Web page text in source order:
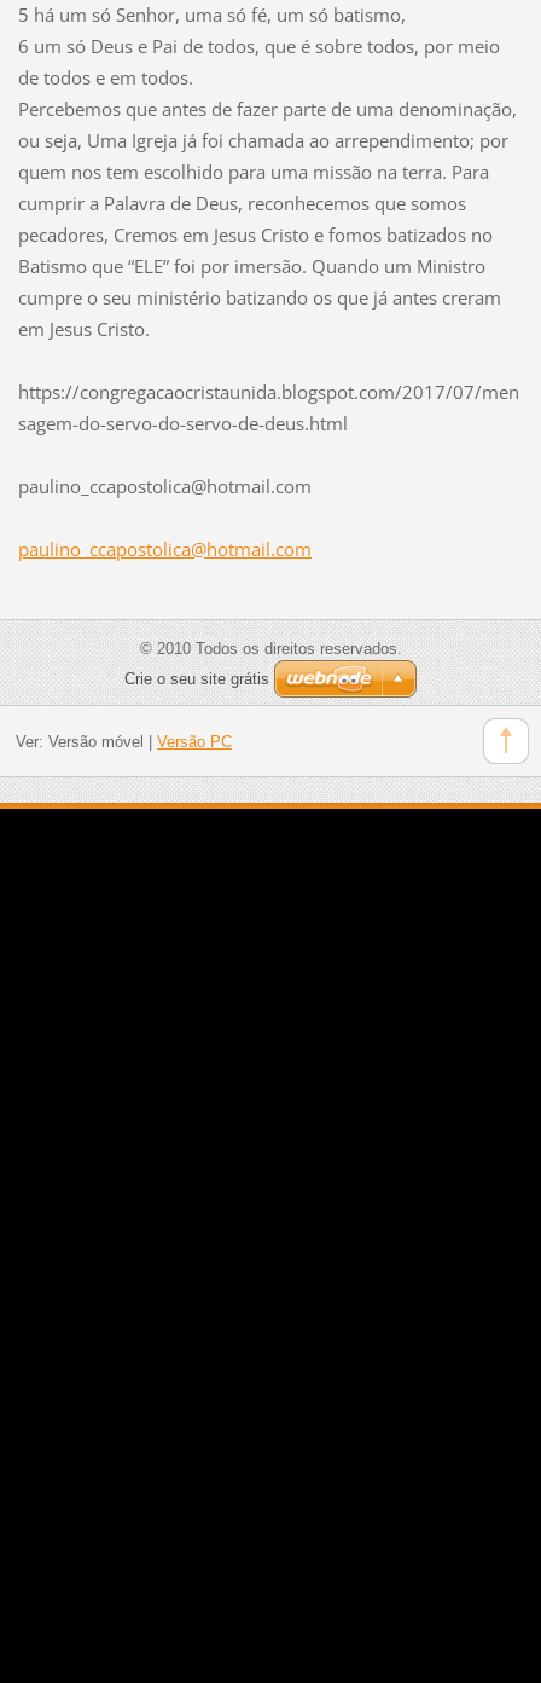
5 há um só Senhor, uma só fé, um só batismo,
6 um só Deus e Pai de todos, que é sobre todos, por meio
de todos e em todos.
Percebemos que antes de fazer parte de uma denominação,
ou seja, Uma Igreja já foi chamada ao arrependimento; por
quem nos tem escolhido para uma missão na terra. Para
cumprir a Palavra de Deus, reconhecemos que somos
pecadores, Cremos em Jesus Cristo e fomos batizados no
Batismo que “ELE” foi por imersão. Quando um Ministro
cumpre o seu ministério batizando os que já antes creram
em Jesus Cristo.
https://congregacaocristaunida.blogspot.com/2017/07/men
sagem-do-servo-do-servo-de-deus.html
paulino_ ccapostolica@hotmail.com
paulino_ccapostolica@hotmail.com
© 2010 Todos os direitos reservados.
Crie o seu site grátis
Ver: Versão móvel Versão PC